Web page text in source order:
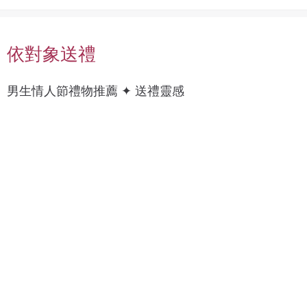
依對象送禮
男生情人節禮物推薦 ✦ 送禮靈感
上
科